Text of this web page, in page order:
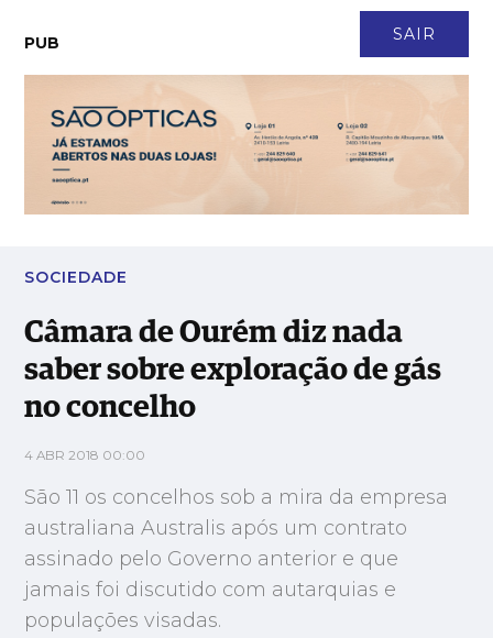
SAIR
PUB
Câmara de Ourém diz nada saber sobre exploração de gás no
concelho
SOCIEDADE
Câmara de Ourém diz nada
saber sobre exploração de gás
no concelho
4 ABR 2018 00:00
São 11 os concelhos sob a mira da empresa
australiana Australis após um contrato
assinado pelo Governo anterior e que
jamais foi discutido com autarquias e
populações visadas.